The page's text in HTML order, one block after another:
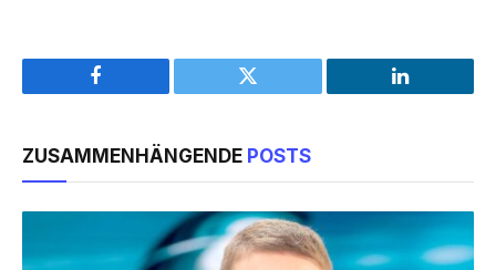
Facebook Twitter LinkedIn
ZUSAMMENHÄNGENDE POSTS